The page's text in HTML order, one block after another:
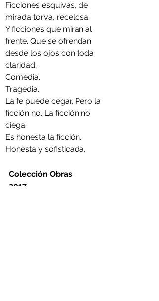
Ficciones esquivas, de
mirada torva, recelosa.
Y ficciones que miran al
frente. Que se ofrendan
desde los ojos con toda
claridad.
Comedia.
Tragedia.
La fe puede cegar. Pero la
ficción no. La ficción no
ciega.
Es honesta la ficción.
Honesta y sofisticada.
Colección Obras
2017